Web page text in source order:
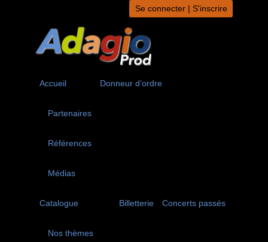
Se connecter | S'inscrire
Accueil
Partenaires
Références
Médias
Donneur d’ordre
Catalogue
Nos thèmes
Billetterie Concerts passés